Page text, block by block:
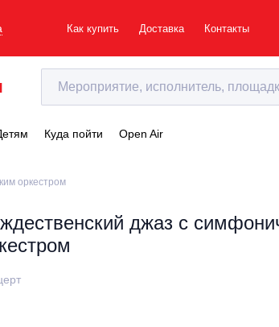
Как купить Доставка Контакты
Куда пойти Open Air
оркестром
джаз с